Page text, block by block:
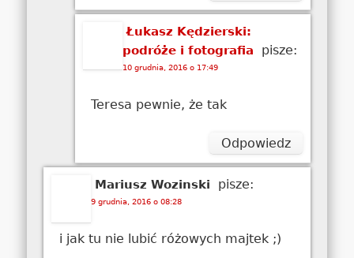
Łukasz Kędzierski:
podróże i fotografia
pisze:
10 grudnia, 2016 o 17:49
Teresa pewnie, że tak
Odpowiedz
Mariusz Wozinski pisze:
9 grudnia, 2016 o 08:28
i jak tu nie lubić różowych majtek ;)